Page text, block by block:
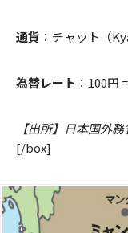
通貨 ：チャット（
為替レート ：100円
【出所】日本国外
[/box]